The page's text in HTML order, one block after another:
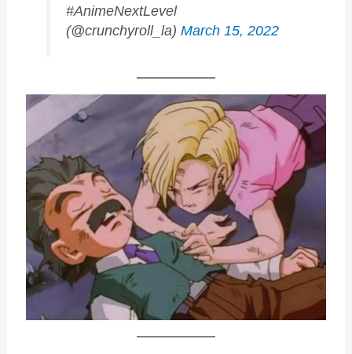
#AnimeNextLevel
(@crunchyroll_la)March 15, 2022